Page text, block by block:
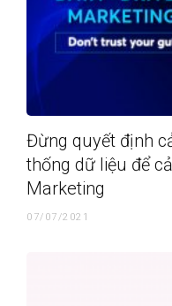
Đừng quyết định
thống dữ liệu để
Marketing
07/07/2021